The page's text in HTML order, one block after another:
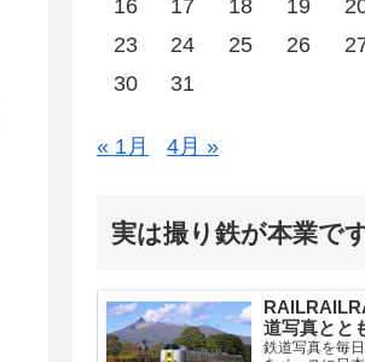
16
17 18 19
23
24 25 26
30
31
« 1月 4月 »
実は撮り鉄が本業で
道写真とと
鉄道写真を毎